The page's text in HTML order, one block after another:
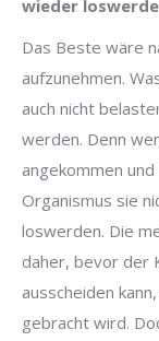
wieder
Das Beste wäre
aufzunehmen.
auch nicht
werden. Denn
angekommen
Organismus sie
loswerden. Die
daher, bevor der
ausscheiden
gebracht wird.